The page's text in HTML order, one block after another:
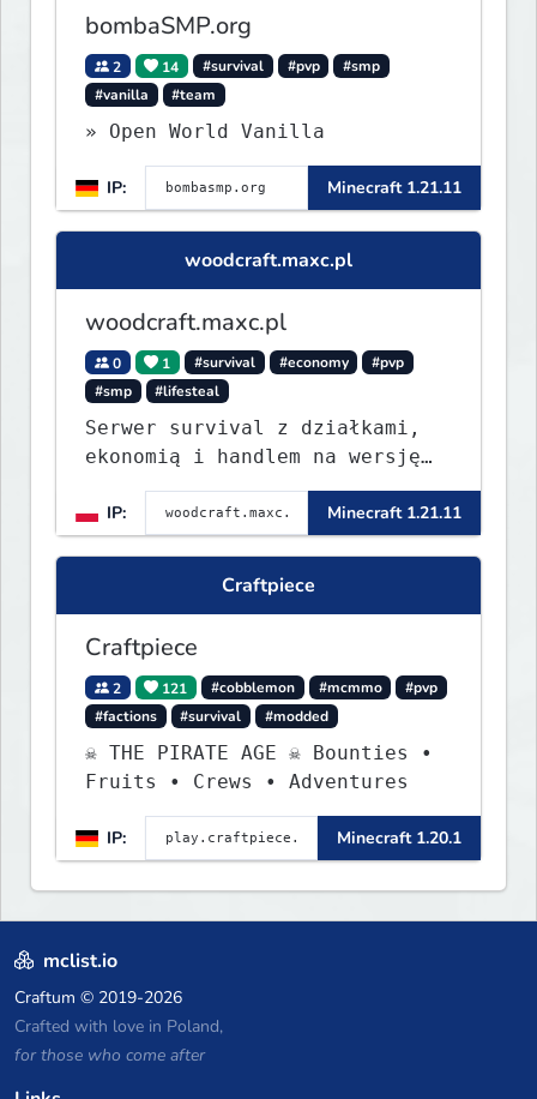
bombaSMP.org
2 14 #survival #pvp
#smp
#vanilla
#team
» Open World Vanilla
IP: Minecraft 1.21.11
woodcraft.maxc.pl
woodcraft.maxc.pl
0 1 #survival #economy
#pvp
#smp
#lifesteal
Serwer survival z działkami,
ekonomią i handlem na wersję
1.8 - 26.1.1. Rekru ON
IP:
Minecraft 1.21.11
Craftpiece
Craftpiece
2 121 #cobblemon #mcmmo
#pvp
#factions
#survival #modded
☠ THE PIRATE AGE ☠ Bounties •
Fruits • Crews • Adventures
IP: Minecraft 1.20.1
mclist.io
Craftum © 2019-2026
Crafted with love in Poland,
for those who come after